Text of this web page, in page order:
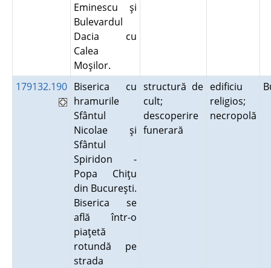
Eminescu şi
Bulevardul
Dacia cu
Calea
Moşilor.
179132.190 Biserica cu
hramurile
Sfântul
Nicolae şi
Sfântul
Spiridon -
Popa Chiţu
din Bucureşti.
Biserica se
află într-o
piaţetă
rotundă pe
strada
structură de
cult;
descoperire
funerară
edificiu
religios;
necropolă